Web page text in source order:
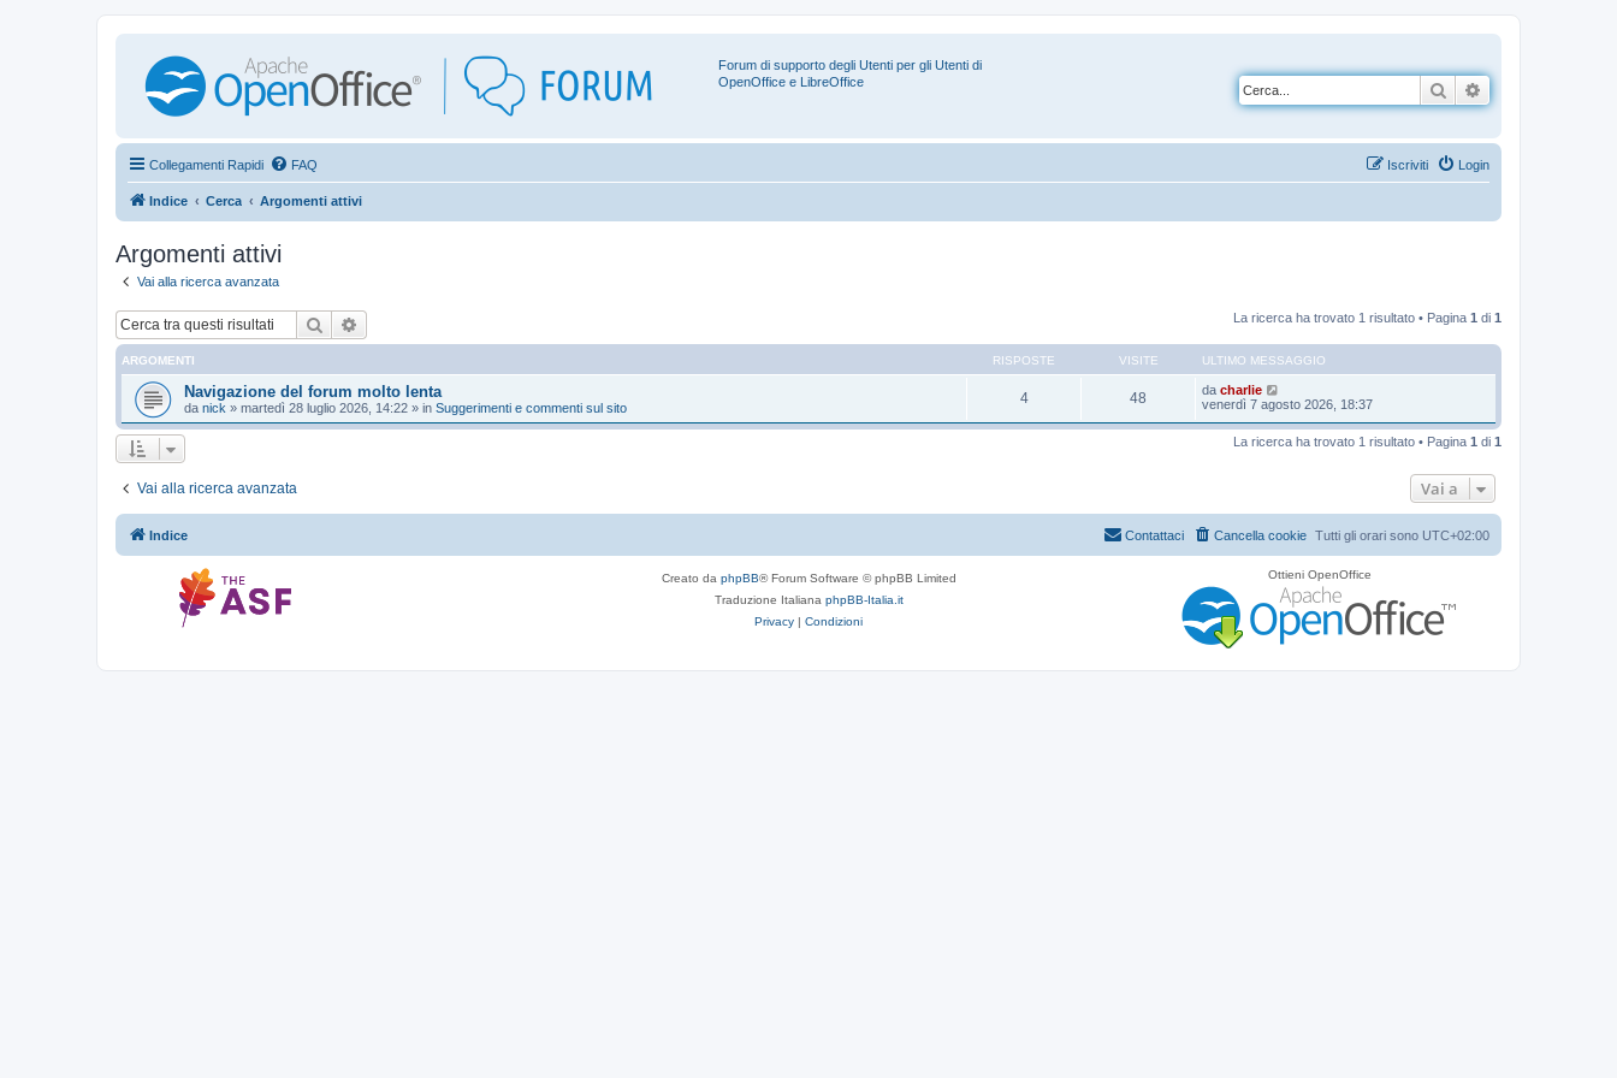
Forum di supporto degli Utenti per gli Utenti di
OpenOffice e LibreOffice
Cerca
Collegamenti Rapidi FAQ Login
Iscriviti
Indice Cerca Argomenti attivi
Argomenti attivi
Vai alla ricerca avanzata
Cerca La ricerca ha trovato 1 risultato • Pagina 1 di 1
ARGOMENTI RISPOSTE VISITE ULTIMO MESSAGGIO
Navigazione del forum molto lenta
da nick » martedì 28 luglio 2026, 14:22 » in Suggerimenti e commenti sul sito
4 48 da charlie
venerdì 7 agosto 2026, 18:37
La ricerca ha trovato 1 risultato • Pagina 1 di 1
Vai alla ricerca avanzata Vai a
Indice Tutti gli orari sono UTC+02:00
Cancella cookie
Contattaci
Creato da phpBB® Forum Software © phpBB Limited
Traduzione Italiana phpBB-Italia.it
Privacy | Condizioni
Ottieni OpenOffice